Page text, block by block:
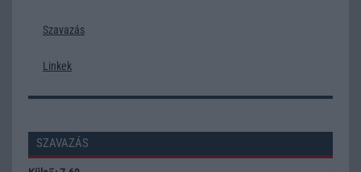
Szavazás
Linkek
SZAVAZÁS